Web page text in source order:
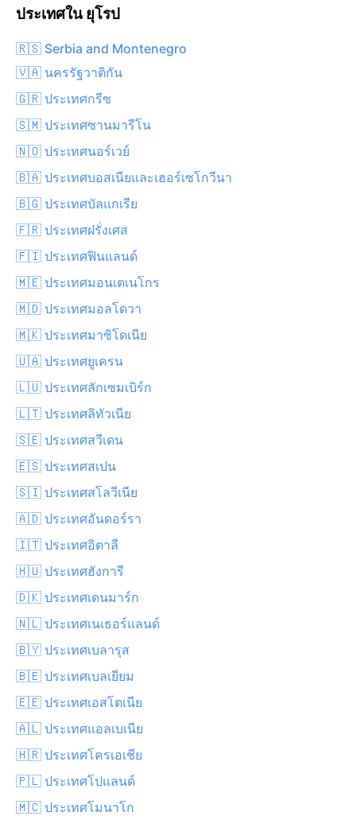
ประเทศใน ยุโรป
🇷🇸 Serbia and Montenegro
🇻🇦 นครรัฐวาติกัน
🇬🇷 ประเทศกรีซ
🇸🇲 ประเทศซานมารีโน
🇳🇴 ประเทศนอร์เวย์
🇧🇦 ประเทศบอสเนียและเฮอร์เซโกวีนา
🇧🇬 ประเทศบัลแกเรีย
🇫🇷 ประเทศฝรั่งเศส
🇫🇮 ประเทศฟินแลนด์
🇲🇪 ประเทศมอนเตเนโกร
🇲🇩 ประเทศมอลโดวา
🇲🇰 ประเทศมาซิโดเนีย
🇺🇦 ประเทศยูเครน
🇱🇺 ประเทศลักเซมเบิร์ก
🇱🇹 ประเทศลิทัวเนีย
🇸🇪 ประเทศสวีเดน
🇪🇸 ประเทศสเปน
🇸🇮 ประเทศสโลวีเนีย
🇦🇩 ประเทศอันดอร์รา
🇮🇹 ประเทศอิตาลี
🇭🇺 ประเทศฮังการี
🇩🇰 ประเทศเดนมาร์ก
🇳🇱 ประเทศเนเธอร์แลนด์
🇧🇾 ประเทศเบลารุส
🇧🇪 ประเทศเบลเยียม
🇪🇪 ประเทศเอสโตเนีย
🇦🇱 ประเทศแอลเบเนีย
🇭🇷 ประเทศโครเอเชีย
🇵🇱 ประเทศโปแลนด์
🇲🇨 ประเทศโมนาโก